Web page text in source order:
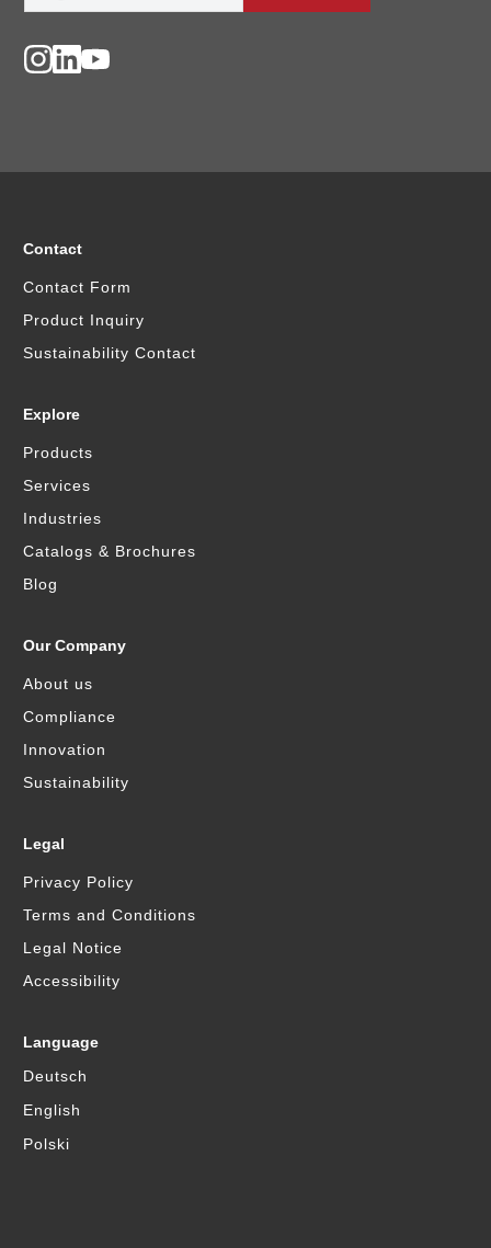
Contact
Contact Form
Product Inquiry
Sustainability Contact
Explore
Products
Services
Industries
Catalogs & Brochures
Blog
Our Company
About us
Compliance
Innovation
Sustainability
Legal
Privacy Policy
Terms and Conditions
Legal Notice
Accessibility
Language
Deutsch
English
Polski